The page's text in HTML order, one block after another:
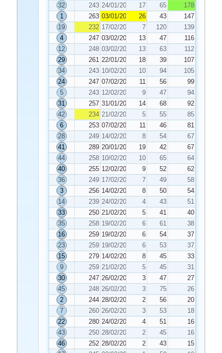
32
243 24/01/2024 17 65
178
1
263 03/01/2024 26 43
147
19
232 17/02/2024 7 120
139
4
247 03/02/2024 13 47
116
12
248 03/02/2024 13 63
112
29
261 22/01/2024 18 39
107
34
243 10/02/2024 10 94
105
24
247 07/02/2024 11 56
99
5
243 12/02/2024 9 47
94
31
257 31/01/2024 14 68
92
42
234 21/02/2024 5 55
85
6
253 07/02/2024 11 46
81
28
249 14/02/2024 8 54
67
41
289 20/01/2024 19 42
67
44
258 10/02/2024 10 65
64
40
255 12/02/2024 9 52
62
36
249 17/02/2024 7 49
58
3
256 14/02/2024 8 50
54
14
239 24/02/2024 4 43
51
33
250 21/02/2024 5 41
40
35
258 19/02/2024 6 61
38
16
259 19/02/2024 6 54
37
23
259 19/02/2024 6 53
37
15
279 14/02/2024 8 45
33
9
259 21/02/2024 5 45
31
30
247 26/02/2024 3 47
27
45
248 26/02/2024 3 75
26
2
244 28/02/2024 2 56
20
7
260 26/02/2024 3 53
18
22
280 24/02/2024 4 51
16
43
250 28/02/2024 2 45
16
46
252 28/02/2024 2 43
15